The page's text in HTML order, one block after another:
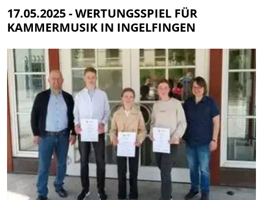
17.05.2025 - WERTUNGSSPIEL FÜR
KAMMERMUSIK IN INGELFINGEN